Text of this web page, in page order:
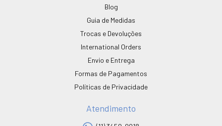
Blog
Guia de Medidas
Trocas e Devoluções
International Orders
Envio e Entrega
Formas de Pagamentos
Políticas de Privacidade
Atendimento